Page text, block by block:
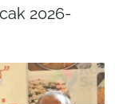
2026-